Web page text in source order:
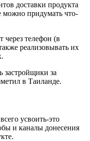
доставки продукта
можно придумать что-
через телефон (в
реализовывать их
застройщики за
в Таиланде.
усвоить-это
и каналы донесения